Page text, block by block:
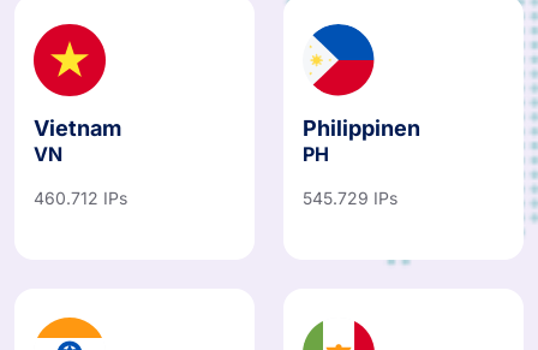
Vietnam
VN
460.712 IPs
Philippinen
PH
545.729 IPs